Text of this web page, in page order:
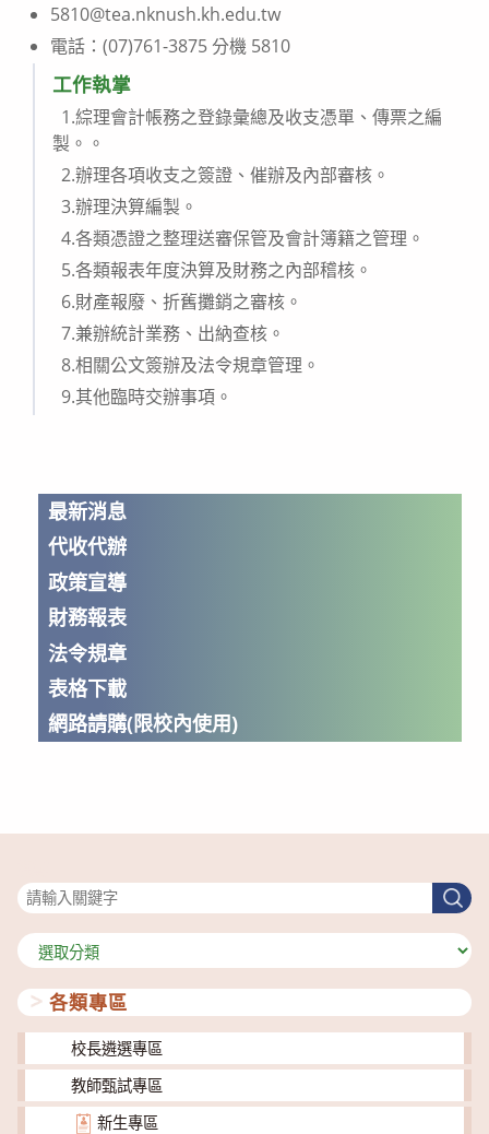
最新消息
代收代辦
政策宣導
財務報表
法令規章
表格下載
網路請購(限校內使用)
5810@tea.nknush.kh.edu.tw
電話：(07)761-3875 分機 5810
工作執掌
1.綜理會計帳務之登錄彙總及收支憑單、傳票之編
製。。
2.辦理各項收支之簽證、催辦及內部審核。
3.辦理決算編製。
4.各類憑證之整理送審保管及會計簿籍之管理。
5.各類報表年度決算及財務之內部稽核。
6.財產報廢、折舊攤銷之審核。
7.兼辦統計業務、出納查核。
8.相關公文簽辦及法令規章管理。
9.其他臨時交辦事項。
搜
尋
分
類
各類專區
校長遴選專區
教師甄試專區
新生專區